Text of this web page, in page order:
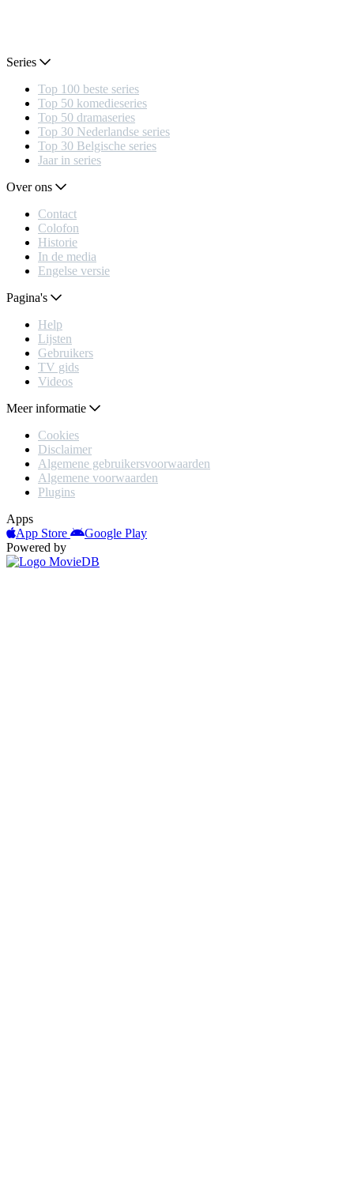
Series
Top 100 beste series
Top 50 komedieseries
Top 50 dramaseries
Top 30 Nederlandse series
Top 30 Belgische series
Jaar in series
Over ons
Contact
Colofon
Historie
In de media
Engelse versie
Pagina's
Help
Lijsten
Gebruikers
TV gids
Videos
Meer informatie
Cookies
Disclaimer
Algemene gebruikersvoorwaarden
Algemene voorwaarden
Plugins
Apps
App Store
Google Play
Powered by